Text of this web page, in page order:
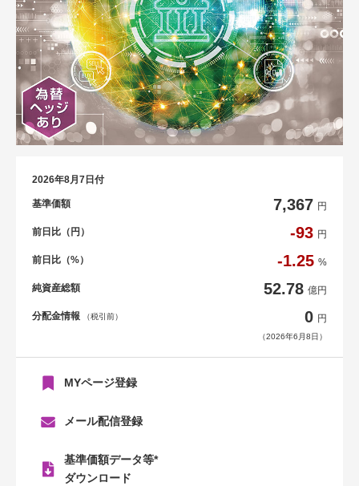
2026年8月7日付
基準価額 7,367 円
前日比（円） -93 円
前日比（%） -1.25 %
純資産総額 52.78 億円
分配金情報 （税引前） 0 円
（2026年6月8日）
MYページ登録
メール配信登録
基準価額データ等*
ダウンロード